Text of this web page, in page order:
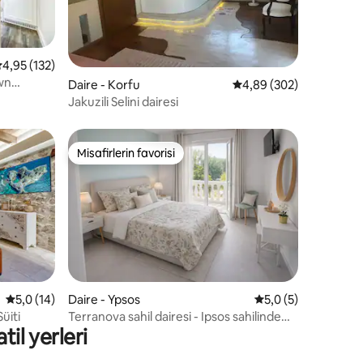
üzerinden ortalama 4,95 puan, 132 değerlendirme
4,95 (132)
Daire - Korfu 5 üzerinden ortalama
4,89 (302)
Jakuzili Selini dairesi
arasında
5 üzerinden ortalama 5,0 puan, 14 değerlendirme
5,0 (14)
Misafirlerin favorisi
Misafirlerin favorisi
Daire - Ypsos 5 üzerinden
5,0 (5)
Terranova sahil dairesi - Ipsos sahilinde
Jasmine
yerleri